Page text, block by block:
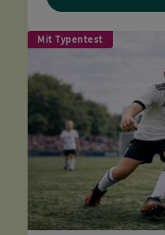
Mit Typentest